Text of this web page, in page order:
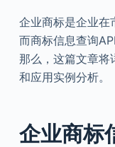
企业商标是企业在
而商标信息查询
那么，这篇文章将
和应用实例分析。
企业商标